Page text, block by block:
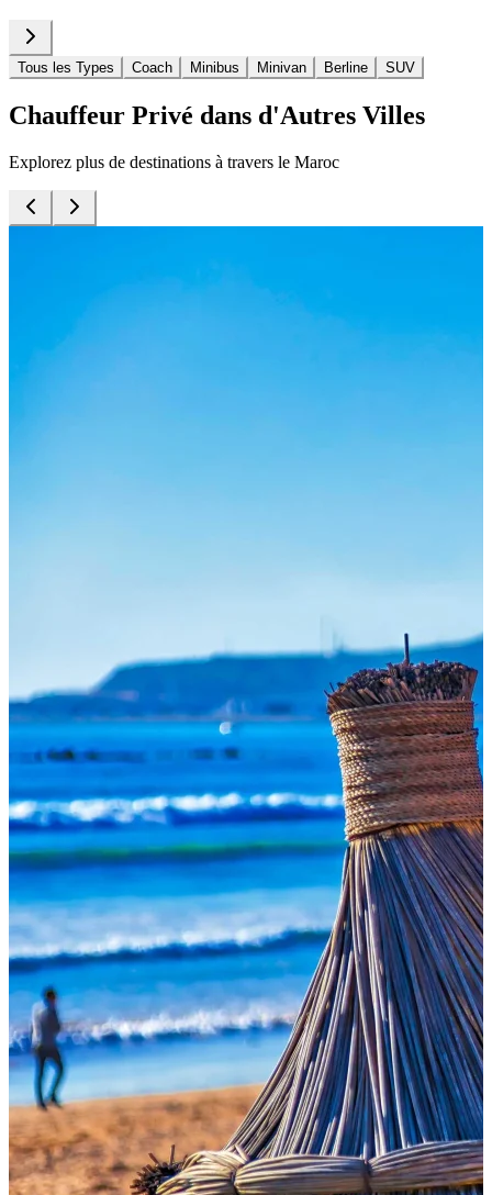
Tous les Types Coach Minibus Minivan Berline SUV
Chauffeur Privé dans d'Autres Villes
Explorez plus de destinations à travers le Maroc